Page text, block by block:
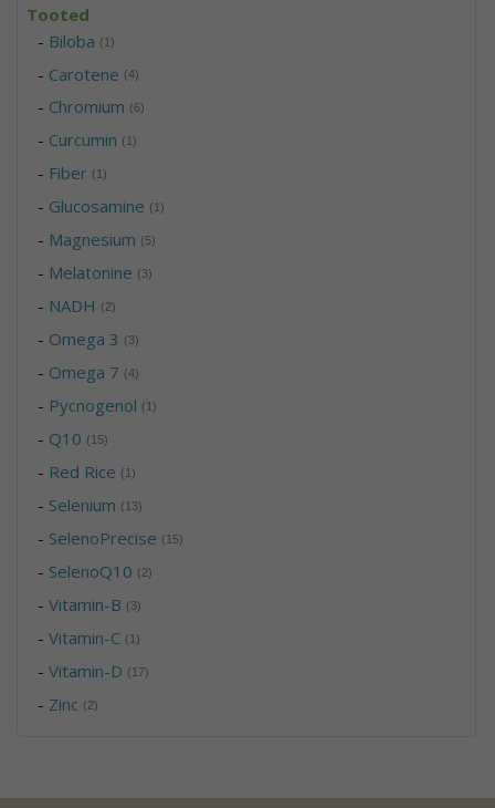
Tooted
- Biloba (1)
- Carotene (4)
- Chromium (6)
- Curcumin (1)
- Fiber (1)
- Glucosamine (1)
- Magnesium (5)
- Melatonine (3)
- NADH (2)
- Omega 3 (3)
- Omega 7 (4)
- Pycnogenol (1)
- Q10 (15)
- Red Rice (1)
- Selenium (13)
- SelenoPrecise (15)
- SelenoQ10 (2)
-Vitamin-B (3)
-Vitamin-C (1)
-Vitamin-D (17)
- Zinc (2)